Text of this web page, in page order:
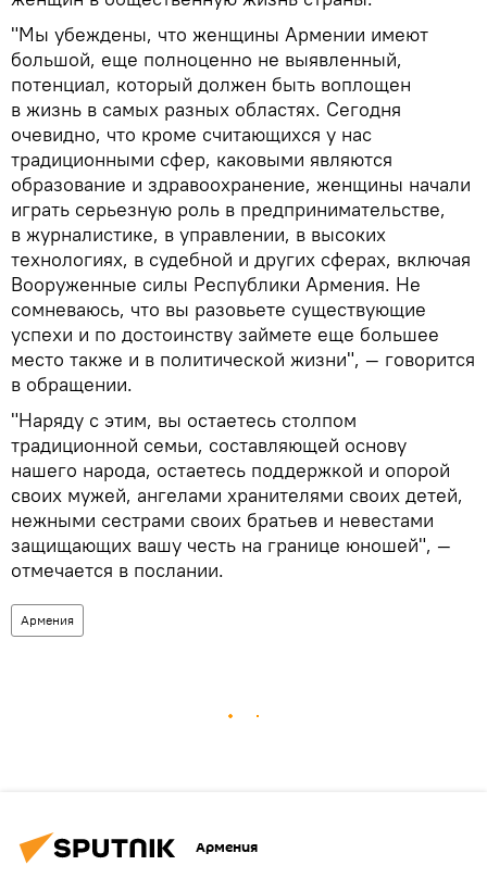
"Мы убеждены, что женщины Армении имеют
большой, еще полноценно не выявленный,
потенциал, который должен быть воплощен
в жизнь в самых разных областях. Сегодня
очевидно, что кроме считающихся у нас
традиционными сфер, каковыми являются
образование и здравоохранение, женщины начали
играть серьезную роль в предпринимательстве,
в журналистике, в управлении, в высоких
технологиях, в судебной и других сферах, включая
Вооруженные силы Республики Армения. Не
сомневаюсь, что вы разовьете существующие
успехи и по достоинству займете еще большее
место также и в политической жизни", — говорится
в обращении.
"Наряду с этим, вы остаетесь столпом
традиционной семьи, составляющей основу
нашего народа, остаетесь поддержкой и опорой
своих мужей, ангелами хранителями своих детей,
нежными сестрами своих братьев и невестами
защищающих вашу честь на границе юношей", —
отмечается в послании.
Армения
Армения